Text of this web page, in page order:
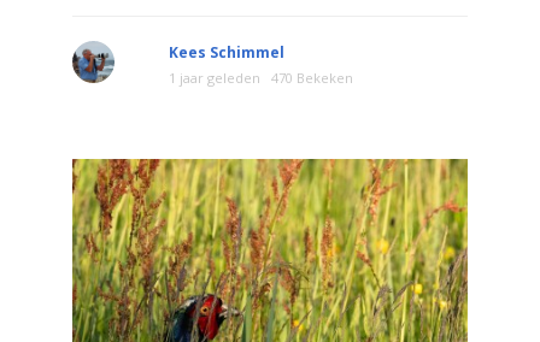
Kees Schimmel
1 jaar geleden 470 Bekeken